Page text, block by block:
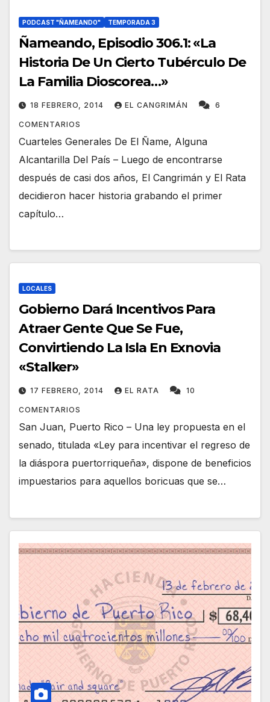
PODCAST "ÑAMEANDO" TEMPORADA 3
Ñameando, Episodio 306.1: «La
Historia De Un Cierto Tubérculo De
La Familia Dioscorea…»
18 FEBRERO, 2014 EL CANGRIMÁN 6
COMENTARIOS
Cuarteles Generales De El Ñame, Alguna
Alcantarilla Del País – Luego de encontrarse
después de casi dos años, El Cangrimán y El Rata
decidieron hacer historia grabando el primer
capítulo…
LOCALES
Gobierno Dará Incentivos Para
Atraer Gente Que Se Fue,
Convirtiendo La Isla En Exnovia
«Stalker»
17 FEBRERO, 2014 EL RATA 10
COMENTARIOS
San Juan, Puerto Rico – Una ley propuesta en el
senado, titulada «Ley para incentivar el regreso de
la diáspora puertorriqueña», dispone de beneficios
impuestarios para aquellos boricuas que se…